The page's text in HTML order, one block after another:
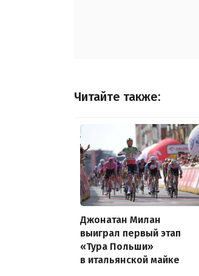
Читайте также:
Джонатан Милан
выиграл первый этап
«Тура Польши»
в итальянской майке